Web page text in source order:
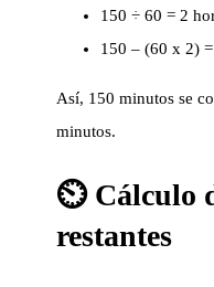
150 ÷ 60 = 2
150 – (60 x 2)
Así, 150 minutos se
minutos.
⏲️ Cálculo
restantes